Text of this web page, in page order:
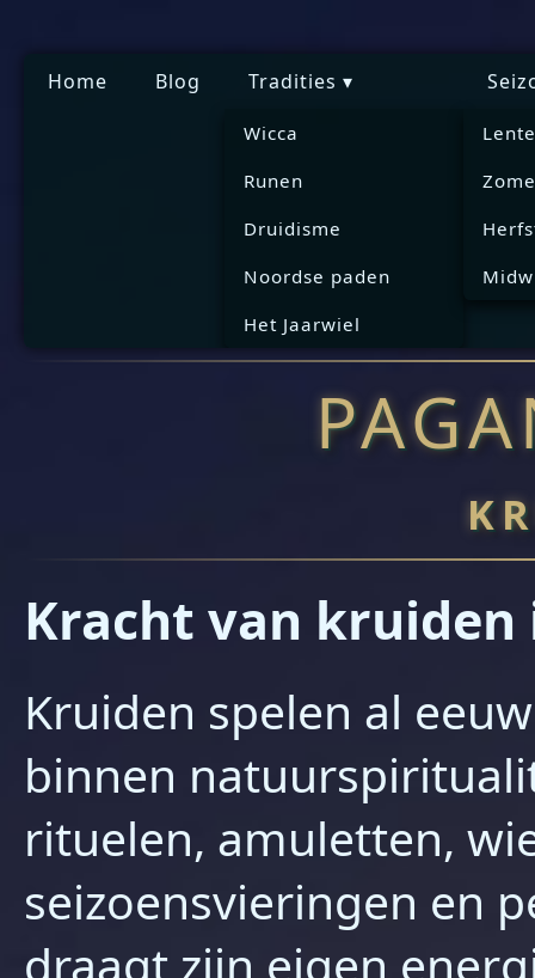
Home Blog Tradities ▾
Wicca
Runen
Druidisme
Noordse paden
Het Jaarwiel
Kracht van
Kruiden spelen al
binnen
rituelen, amuletten,
seizoensvieringen en
draagt zijn eigen